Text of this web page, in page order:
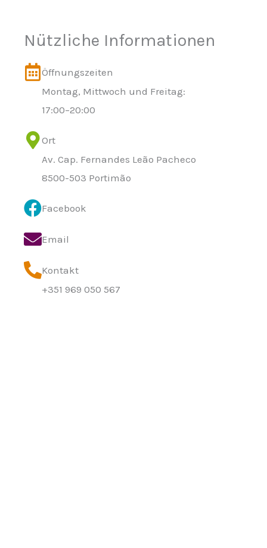
Nützliche Informationen
Öffnungszeiten
Montag, Mittwoch und Freitag:
17:00–20:00
Ort
Av. Cap. Fernandes Leão Pacheco
8500-503 Portimão
Facebook
Email
Kontakt
+351 969 050 567